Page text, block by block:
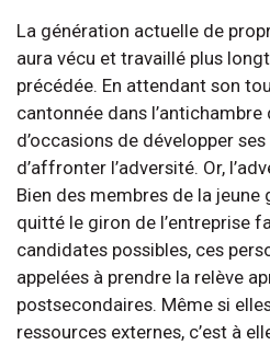
La génération actuelle de
aura vécu et travaillé plus
précédée. En attendant son
cantonnée dans
d’occasions de développer
d’affronter l’adversité. Or,
Bien des membres de la jeune
quitté le giron de l’entreprise
candidates possibles, ces
appelées à prendre la relève
postsecondaires. Même si
ressources externes, c’est à